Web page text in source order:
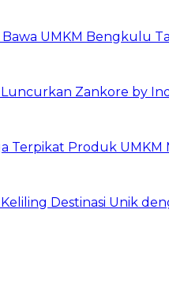
UMKM Bengkulu
Zankore by
Terpikat Produk
Destinasi Unik